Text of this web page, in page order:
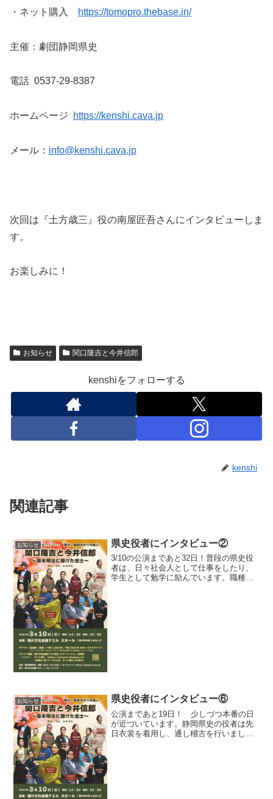
・ネット購入 https://tomopro.thebase.in/
主催：劇団静岡県史
電話 0537-29-8387
ホームページ https://kenshi.cava.jp
メール： info@kenshi.cava.jp
次回は『土方歳三』役の南屋匠吾さんにインタビューしま
す。
お楽しみに！
お知らせ 関口隆吉と今井信郎
kenshiをフォローする
kenshi
関連記事
お知らせ 県史役者にインタビュー②
3/10の公演まであと32日！普段の県史役
者は、日々社会人として仕事をしたり、
学生として勉学に励んでいます。職種、
お知らせ 県史役者にインタビュー⑥
公演まであと19日！ 少しづつ本番の日
が近づいています。静岡県史の役者は先
日衣裳を着用し、通し稽古を行いまし